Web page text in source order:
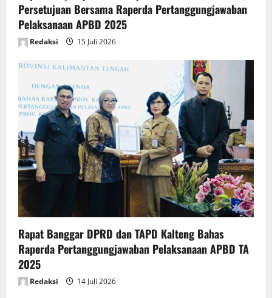
Persetujuan Bersama Raperda Pertanggungjawaban
Pelaksanaan APBD 2025
Redaksi 15 Juli 2026
Rapat Banggar DPRD dan TAPD Kalteng Bahas
Raperda Pertanggungjawaban Pelaksanaan APBD TA
2025
Redaksi 14 Juli 2026